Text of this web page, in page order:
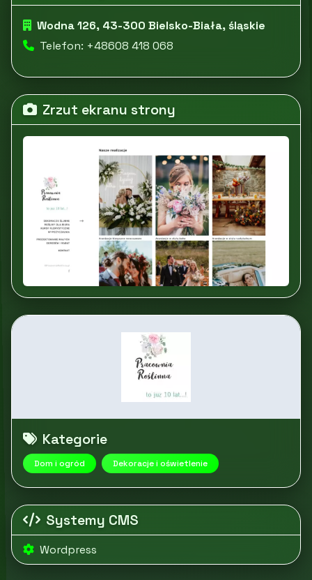
Wodna 126, 43-300 Bielsko-Biała, śląskie
Telefon: +48608 418 068
Zrzut ekranu strony
Kategorie
Dom i ogród Dekoracje i oświetlenie
Systemy CMS
Wordpress